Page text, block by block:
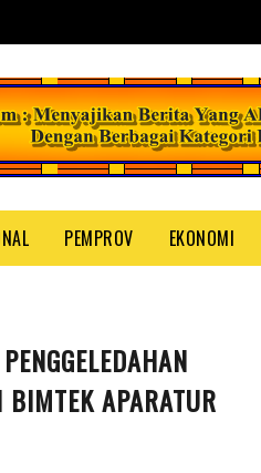
PEMPROV EKONOMI
APARATUR